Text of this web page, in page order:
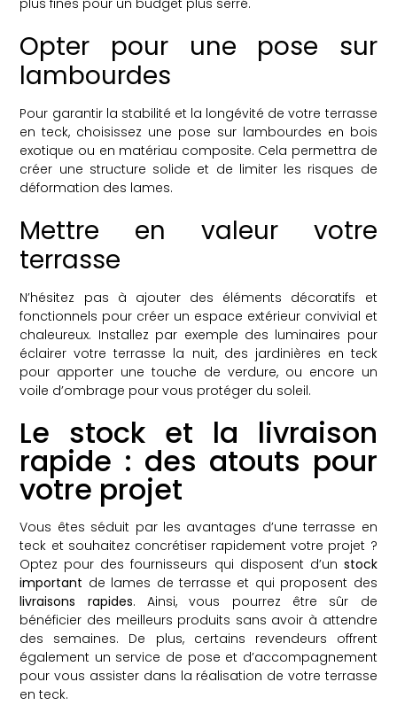
Opter pour une pose sur
lambourdes
Pour garantir la stabilité et la longévité de votre terrasse
en teck, choisissez une pose sur lambourdes en bois
exotique ou en matériau composite. Cela permettra de
créer une structure solide et de limiter les risques de
déformation des lames.
Mettre en valeur votre
terrasse
N’hésitez pas à ajouter des éléments décoratifs et
fonctionnels pour créer un espace extérieur convivial et
chaleureux. Installez par exemple des luminaires pour
éclairer votre terrasse la nuit, des jardinières en teck
pour apporter une touche de verdure, ou encore un
voile d’ombrage pour vous protéger du soleil.
Le stock et la livraison
rapide : des atouts pour
votre projet
Vous êtes séduit par les avantages d’une terrasse en
teck et souhaitez concrétiser rapidement votre projet ?
Optez pour des fournisseurs qui disposent d’un stock
important de lames de terrasse et qui proposent des
livraisons rapides. Ainsi, vous pourrez être sûr de
bénéficier des meilleurs produits sans avoir à attendre
des semaines. De plus, certains revendeurs offrent
également un service de pose et d’accompagnement
pour vous assister dans la réalisation de votre terrasse
en teck.